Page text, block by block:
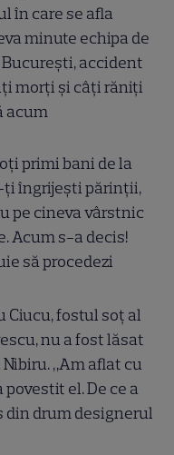
în care se afla
minute echipa de
accident
morți și câți răniți
acum
primi bani de la
ți îngrijești părinții,
pe cineva vârstnic
Acum s-a decis!
să procedezi
Ciucu, fostul soț al
nu a fost lăsat
„Am aflat cu
povestit el. De ce a
din drum designerul